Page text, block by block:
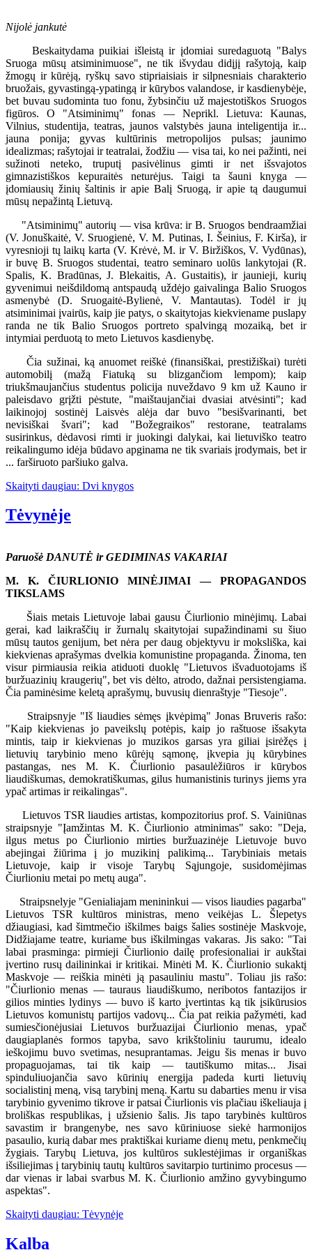
Nijolė jankutė
Beskaitydama puikiai išleistą ir įdomiai suredaguotą "Balys
Sruoga mūsų atsiminimuose", ne tik išvydau didįjį rašytoją, kaip
žmogų ir kūrėją, ryškų savo stipriaisiais ir silpnesniais charakterio
bruožais, gyvastingą-ypatingą ir kūrybos valandose, ir kasdienybėje,
bet buvau sudominta tuo fonu, žybsinčiu už majestotiškos Sruogos
figūros. O "Atsiminimų" fonas — Neprikl. Lietuva: Kaunas,
Vilnius, studentija, teatras, jaunos valstybės jauna inteligentija ir...
jauna ponija; gyvas kultūrinis metropolijos pulsas; jaunimo
idealizmas; rašytojai ir teatralai, žodžiu — visa tai, ko nei pažinti, nei
sužinoti neteko, truputį pasivėlinus gimti ir net išsvajotos
gimnazistiškos kepuraitės neturėjus. Taigi ta šauni knyga —
įdomiausių žinių šaltinis ir apie Balį Sruogą, ir apie tą daugumui
mūsų nepažintą Lietuvą.
"Atsiminimų" autorių — visa krūva: ir B. Sruogos bendraamžiai
(V. Jonuškaitė, V. Sruogienė, V. M. Putinas, I. Šeinius, F. Kirša), ir
vyresnioji tų laikų karta (V. Krėvė, M. ir V. Biržiškos, V. Vydūnas),
ir buvę B. Sruogos studentai, teatro seminaro uolūs lankytojai (R.
Spalis, K. Bradūnas, J. Blekaitis, A. Gustaitis), ir jaunieji, kurių
gyvenimui neišdildomą antspaudą uždėjo gaivalinga Balio Sruogos
asmenybė (D. Sruogaitė-Bylienė, V. Mantautas). Todėl ir jų
atsiminimai įvairūs, kaip jie patys, o skaitytojas kiekviename puslapy
randa ne tik Balio Sruogos portreto spalvingą mozaiką, bet ir
intymiai perduotą to meto Lietuvos kasdienybę.
Čia sužinai, ką anuomet reiškė (finansiškai, prestižiškai) turėti
automobilį (mažą Fiatuką su blizgančiom lempom); kaip
triukšmaujančius studentus policija nuveždavo 9 km už Kauno ir
paleisdavo grįžti pėstute, "maištaujančiai dvasiai atvėsinti"; kad
laikinojoj sostinėj Laisvės alėja dar buvo "besišvarinanti, bet
nevisiškai švari"; kad "Božegraikos" restorane, teatralams
susirinkus, dėdavosi rimti ir juokingi dalykai, kai lietuviško teatro
reikalingumo idėja būdavo apginama ne tik svariais įrodymais, bet ir
... farširuoto paršiuko galva.
Skaityti daugiau: Dvi knygos
Tėvynėje
Paruošė DANUTĖ ir GEDIMINAS VAKARIAI
M. K. ČIURLIONIO MINĖJIMAI — PROPAGANDOS
TIKSLAMS
Šiais metais Lietuvoje labai gausu Čiurlionio minėjimų. Labai
gerai, kad laikraščių ir žurnalų skaitytojai supažindinami su šiuo
mūsų tautos genijum, bet nėra per daug objektyvu ir moksliška, kai
kiekvienas aprašymas dvelkia komunistine propaganda. Žinoma, ten
visur pirmiausia reikia atiduoti duoklę "Lietuvos išvaduotojams iš
buržuazinių kraugerių", bet vis dėlto, atrodo, dažnai persistengiama.
Čia paminėsime keletą aprašymų, buvusių dienraštyje "Tiesoje".
Straipsnyje "Iš liaudies sėmęs įkvėpimą" Jonas Bruveris rašo:
"Kaip kiekvienas jo paveikslų potėpis, kaip jo raštuose išsakyta
mintis, taip ir kiekvienas jo muzikos garsas yra giliai įsirėžęs į
lietuvių tarybinio meno kūrėjų sąmonę, įkvepia jų kūrybines
pastangas, nes M. K. Čiurlionio pasaulėžiūros ir kūrybos
liaudiškumas, demokratiškumas, gilus humanistinis turinys jiems yra
ypač artimas ir reikalingas".
Lietuvos TSR liaudies artistas, kompozitorius prof. S. Vainiūnas
straipsnyje "Įamžintas M. K. Čiurlionio atminimas" sako: "Deja,
ilgus metus po Čiurlionio mirties buržuazinėje Lietuvoje buvo
abejingai žiūrima į jo muzikinį palikimą... Tarybiniais metais
Lietuvoje, kaip ir visoje Tarybų Sąjungoje, susidomėjimas
Čiurlioniu metai po metų auga".
Straipsnelyje "Genialiajam menininkui — visos liaudies pagarba"
Lietuvos TSR kultūros ministras, meno veikėjas L. Šlepetys
džiaugiasi, kad šimtmečio iškilmes baigs šalies sostinėje Maskvoje,
Didžiajame teatre, kuriame bus iškilmingas vakaras. Jis sako: "Tai
labai prasminga: pirmieji Čiurlionio dailę profesionaliai ir aukštai
įvertino rusų dailininkai ir kritikai. Minėti M. K. Čiurlionio sukaktį
Maskvoje — reiškia minėti ją pasauliniu mastu". Toliau jis rašo:
"Čiurlionio menas — tauraus liaudiškumo, neribotos fantazijos ir
gilios minties lydinys — buvo iš karto įvertintas ką tik įsikūrusios
Lietuvos komunistų partijos vadovų... Čia pat reikia pažymėti, kad
sumiesčionėjusiai Lietuvos buržuazijai Čiurlionio menas, ypač
daugiaplanės formos tapyba, savo krikštoliniu taurumu, idealo
ieškojimu buvo svetimas, nesuprantamas. Jeigu šis menas ir buvo
propaguojamas, tai tik kaip — tautiškumo mitas... Jisai
spinduliuojančia savo kūrinių energija padeda kurti lietuvių
socialistinį meną, visą tarybinį meną. Kartu su dabarties menu ir visa
tarybinio gyvenimo tikrove ir patsai Čiurlionis vis plačiau iškeliauja į
broliškas respublikas, į užsienio šalis. Jis tapo tarybinės kultūros
savastim ir brangenybe, nes savo kūriniuose siekė harmonijos
pasaulio, kurią dabar mes praktiškai kuriame dienų metu, penkmečių
žygiais. Tarybų Lietuva, jos kultūros suklestėjimas ir organiškas
išsiliejimas į tarybinių tautų kultūros savitarpio turtinimo procesus —
dar vienas ir labai svarbus M. K. Čiurlionio amžino gyvybingumo
aspektas".
Skaityti daugiau: Tėvynėje
Kalba